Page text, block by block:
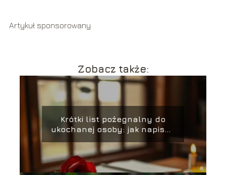
Artykuł sponsorowany
Zobacz także:
Krótki list pożegnalny do
ukochanej osoby: jak napisać